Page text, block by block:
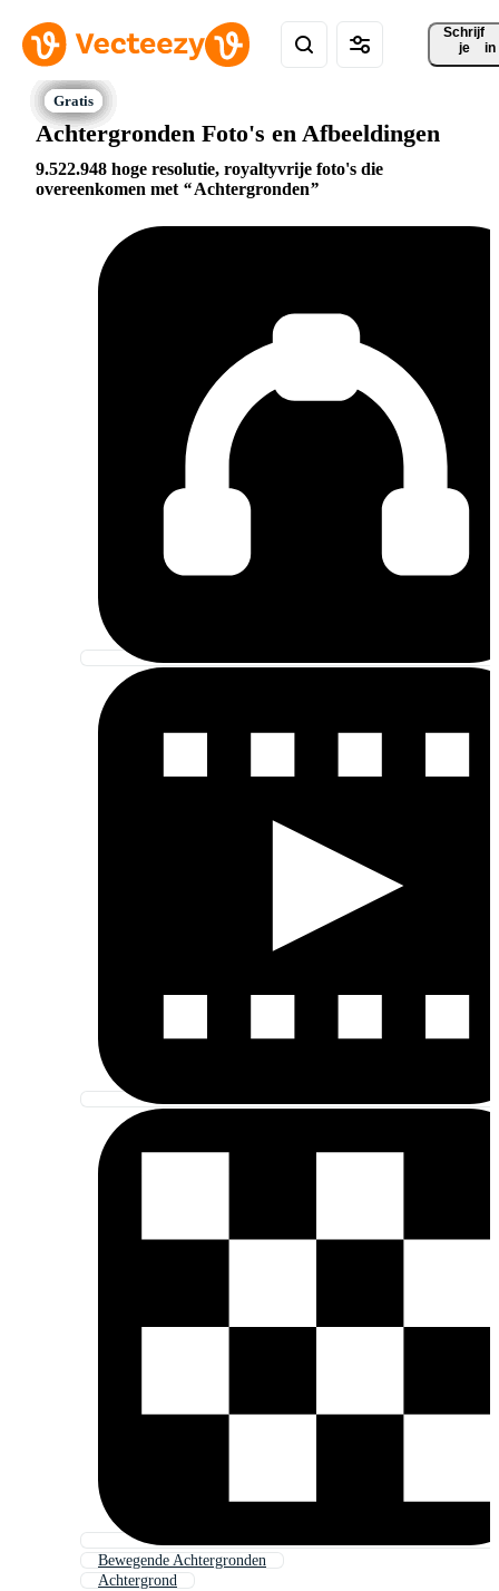
Schrijf
je
in
Achtergronden Foto's en Afbeeldingen
9.522.948 hoge resolutie, royaltyvrije foto's die
overeenkomen met
Achtergronden
Bewegende Achtergronden
Achtergrond